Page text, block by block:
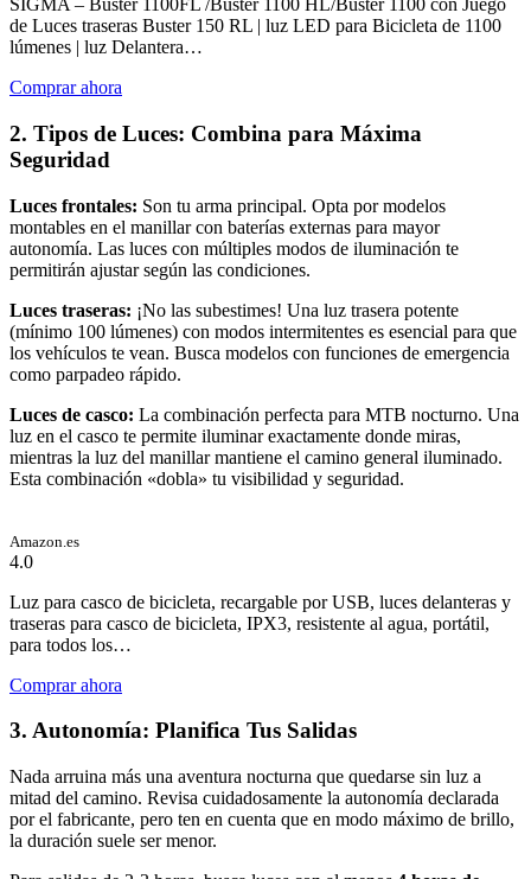
SIGMA – Buster 1100FL /Buster 1100 HL/Buster 1100 con Juego
de Luces traseras Buster 150 RL | luz LED para Bicicleta de 1100
lúmenes | luz Delantera…
Comprar ahora
2. Tipos de Luces: Combina para Máxima
Seguridad
Luces frontales: Son tu arma principal. Opta por modelos
montables en el manillar con baterías externas para mayor
autonomía. Las luces con múltiples modos de iluminación te
permitirán ajustar según las condiciones.
Luces traseras: ¡No las subestimes! Una luz trasera potente
(mínimo 100 lúmenes) con modos intermitentes es esencial para que
los vehículos te vean. Busca modelos con funciones de emergencia
como parpadeo rápido.
Luces de casco: La combinación perfecta para MTB nocturno. Una
luz en el casco te permite iluminar exactamente donde miras,
mientras la luz del manillar mantiene el camino general iluminado.
Esta combinación «dobla» tu visibilidad y seguridad.
Amazon.es
4.0
Luz para casco de bicicleta, recargable por USB, luces delanteras y
traseras para casco de bicicleta, IPX3, resistente al agua, portátil,
para todos los…
Comprar ahora
3. Autonomía: Planifica Tus Salidas
Nada arruina más una aventura nocturna que quedarse sin luz a
mitad del camino. Revisa cuidadosamente la autonomía declarada
por el fabricante, pero ten en cuenta que en modo máximo de brillo,
la duración suele ser menor.